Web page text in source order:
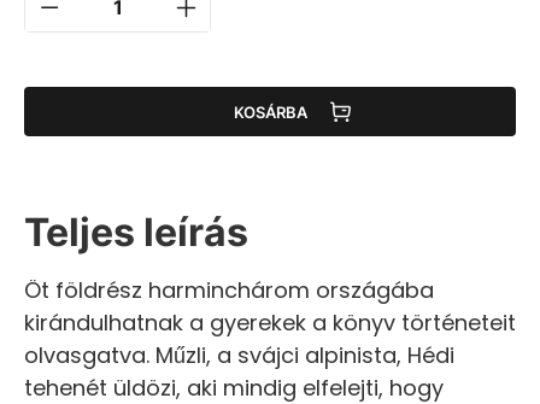
KOSÁRBA
Teljes leírás
Öt földrész harminchárom országába
kirándulhatnak a gyerekek a könyv történeteit
olvasgatva. Műzli, a svájci alpinista, Hédi
tehenét üldözi, aki mindig elfelejti, hogy